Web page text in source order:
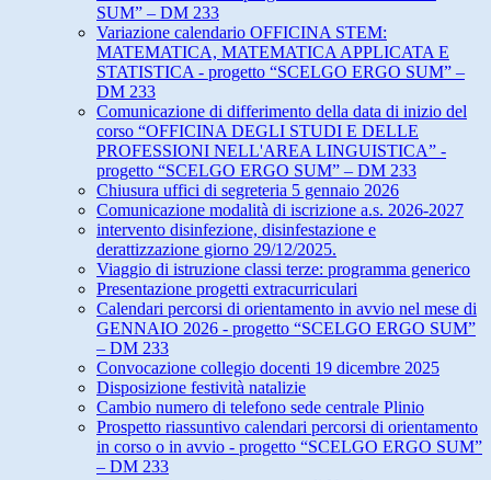
SUM” – DM 233
Variazione calendario OFFICINA STEM:
MATEMATICA, MATEMATICA APPLICATA E
STATISTICA - progetto “SCELGO ERGO SUM” –
DM 233
Comunicazione di differimento della data di inizio del
corso “OFFICINA DEGLI STUDI E DELLE
PROFESSIONI NELL'AREA LINGUISTICA” -
progetto “SCELGO ERGO SUM” – DM 233
Chiusura uffici di segreteria 5 gennaio 2026
Comunicazione modalità di iscrizione a.s. 2026-2027
intervento disinfezione, disinfestazione e
derattizzazione giorno 29/12/2025.
Viaggio di istruzione classi terze: programma generico
Presentazione progetti extracurriculari
Calendari percorsi di orientamento in avvio nel mese di
GENNAIO 2026 - progetto “SCELGO ERGO SUM”
– DM 233
Convocazione collegio docenti 19 dicembre 2025
Disposizione festività natalizie
Cambio numero di telefono sede centrale Plinio
Prospetto riassuntivo calendari percorsi di orientamento
in corso o in avvio - progetto “SCELGO ERGO SUM”
– DM 233